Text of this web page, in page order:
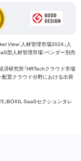
View：人材管理市場2024」人
型人材管理市場：ベンダー別売
研究所「HRTechクラウド市場
配置クラウド分野における出荷
BOXIL SaaSセクションタレ